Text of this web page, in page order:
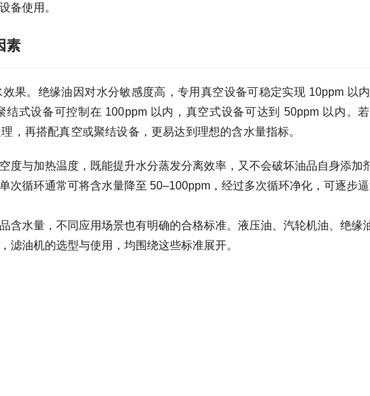
备使用。
素
果。绝缘油因对水分敏感度高，专用真空设备可稳定实现 10ppm 以
结式设备可控制在 100ppm 以内，真空式设备可达到 50ppm 以内。
，再搭配真空或聚结设备，更易达到理想的含水量指标。
度与加热温度，既能提升水分蒸发分离效率，又不会破坏油品自身添加
次循环通常可将含水量降至 50–100ppm，经过多次循环净化，可逐步
含水量，不同应用场景也有明确的合格标准。液压油、汽轮机油、绝缘
滤油机的选型与使用，均围绕这些标准展开。